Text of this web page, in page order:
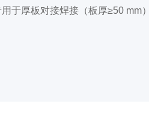
于厚板对接焊接（板厚≥50 mm